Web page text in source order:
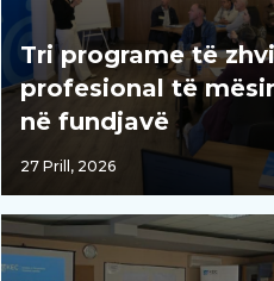
Tri programe të
profesional të
në fundjavë
27 Prill, 2026